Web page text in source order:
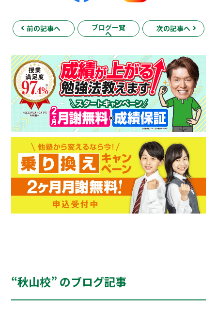
前の記事へ ブログ一覧
へ
次の記事へ
“秋山校” のブログ記事